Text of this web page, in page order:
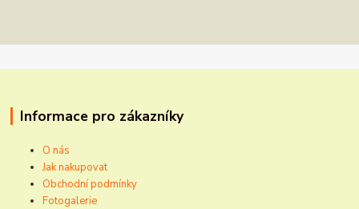
Informace pro zákazníky
O nás
Jak nakupovat
Obchodní podmínky
Fotogalerie